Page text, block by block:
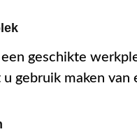
geschikte
gebruik maken van